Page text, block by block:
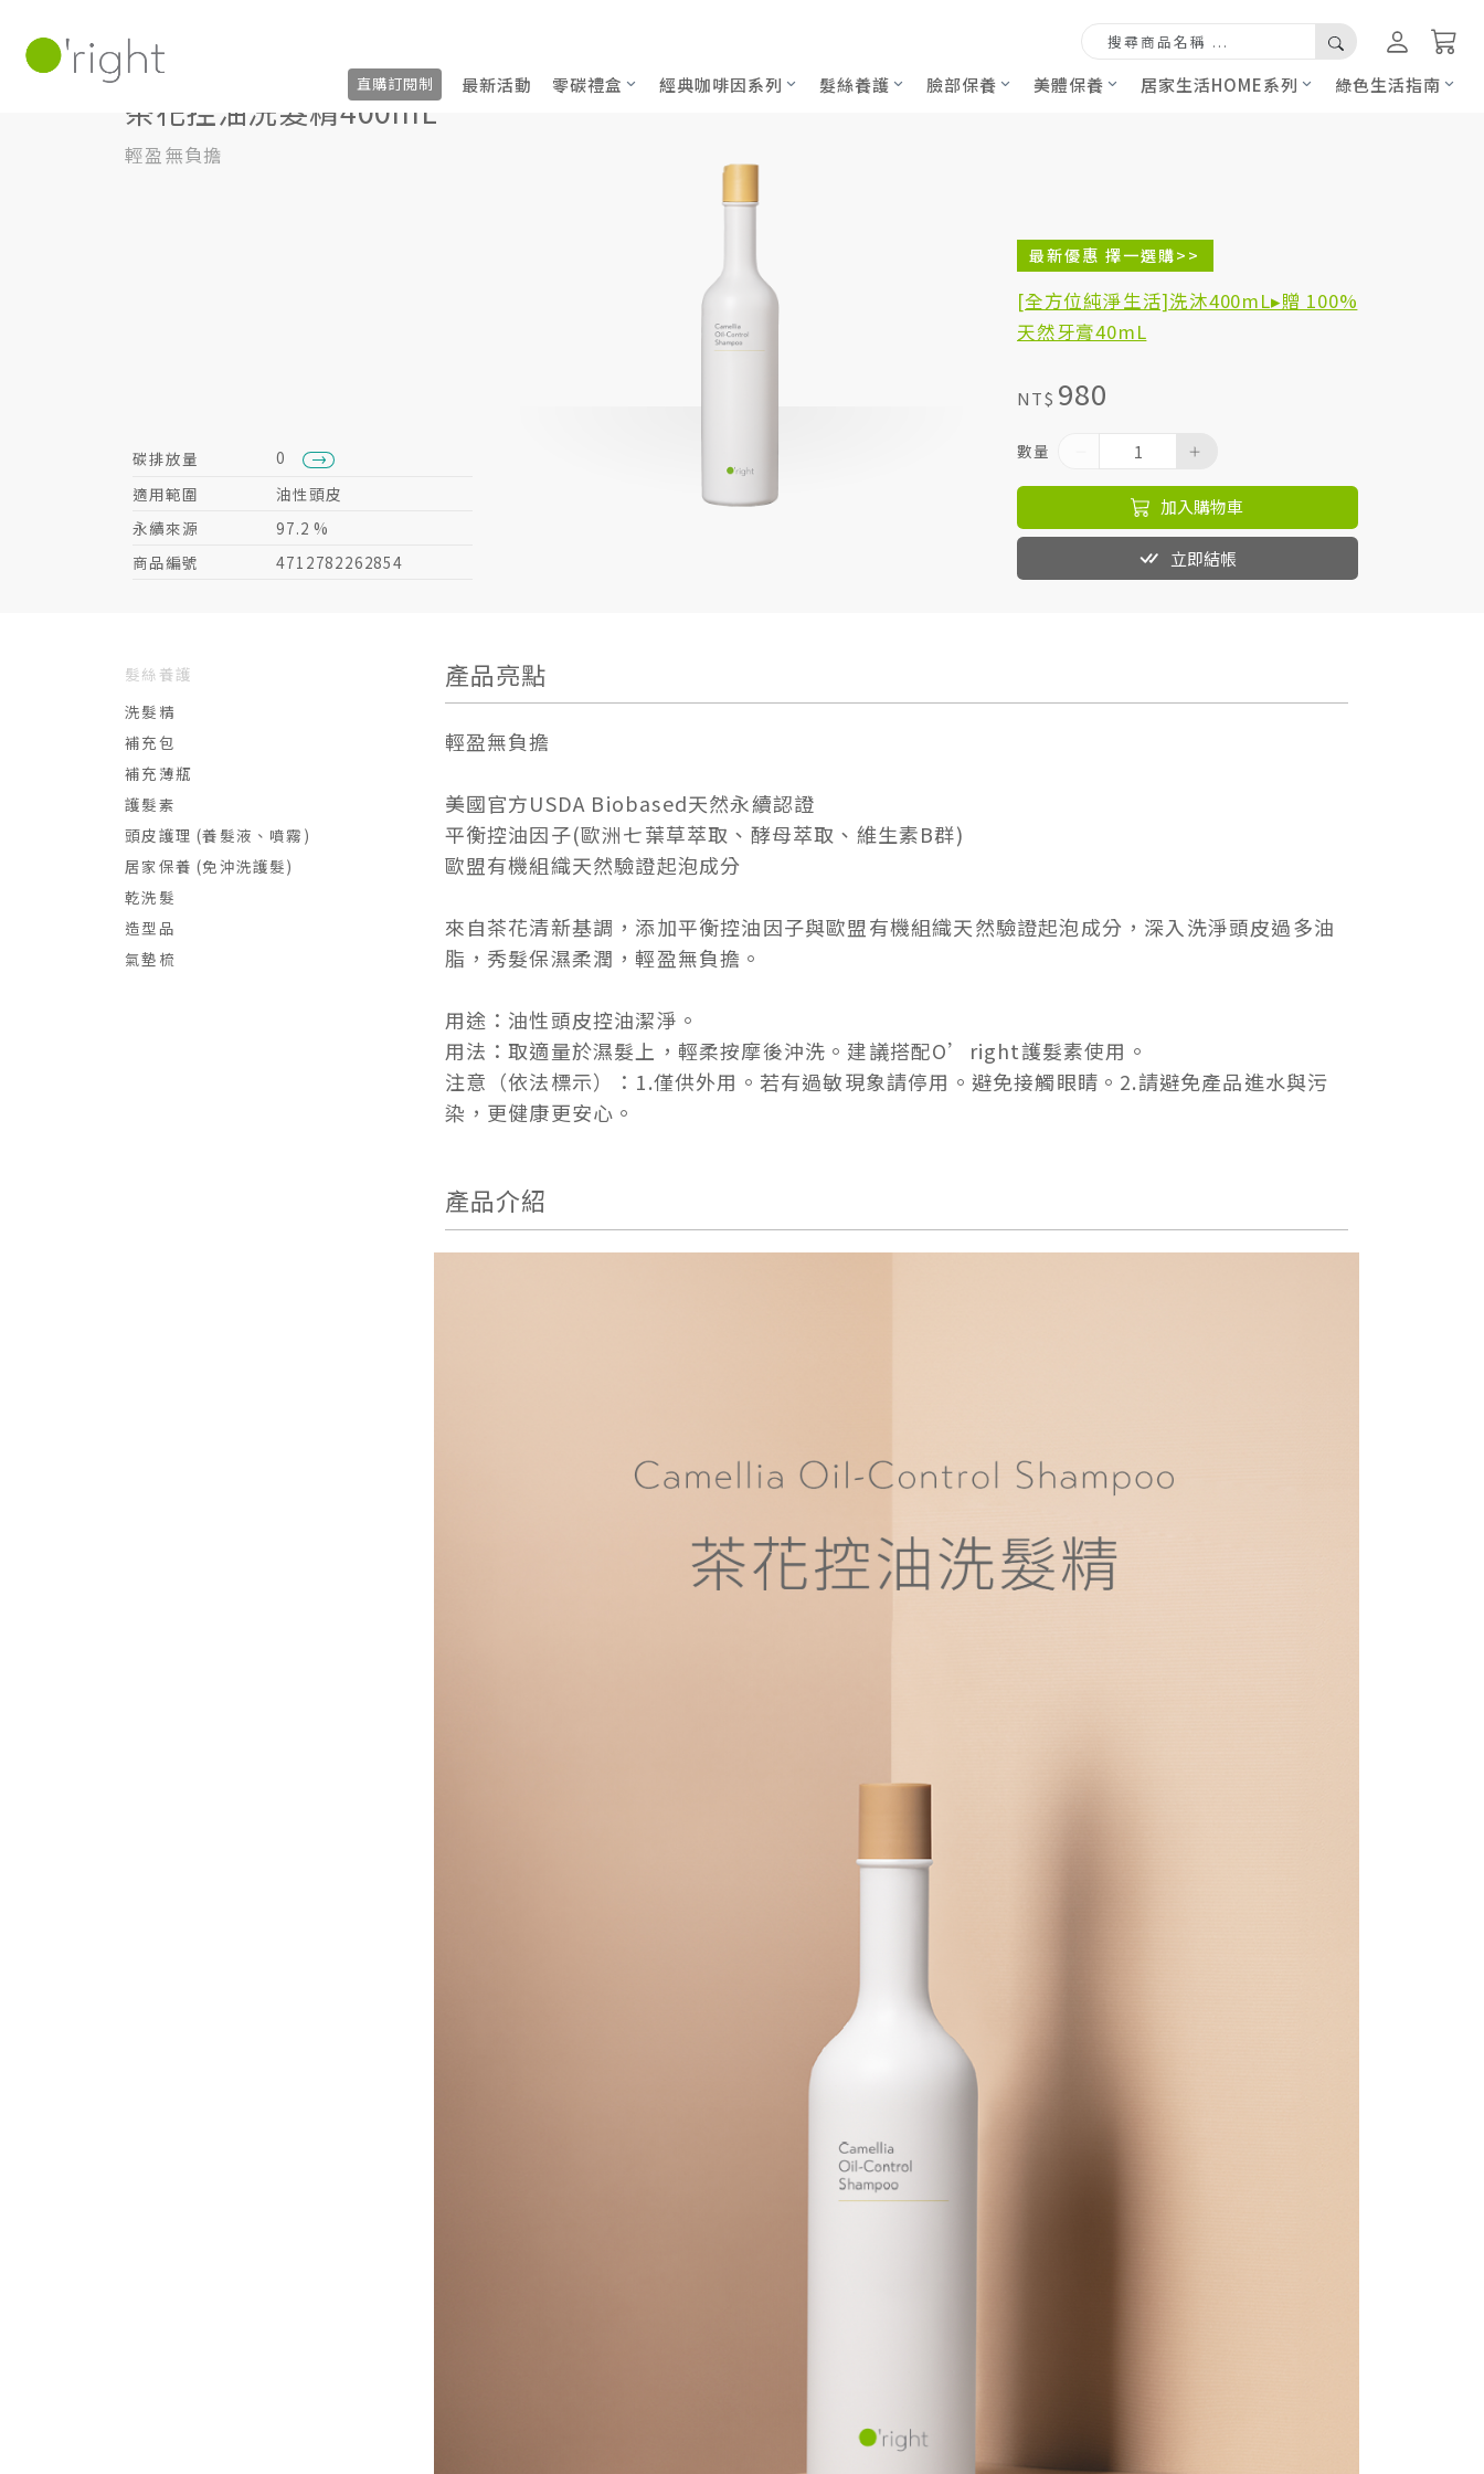
直購訂閱制 最新活動 零碳禮盒 經典咖啡因系列 髮絲養護 臉部保養 美體保養 居家生活HOME系列 綠色生活指南
茶花控油洗髮精400mL
輕盈無負擔
碳排放量
0
適用範圍
油性頭皮
永續來源
97.2 %
商品編號
4712782262854
最新優惠 擇一選購>>
[全方位純淨生活]洗沐400mL▸贈 100%
天然牙膏40mL
NT$ 980
數量
加入購物車
立即結帳
髮絲養護
洗髮精
補充包
補充薄瓶
護髮素
頭皮護理 (養髮液、噴霧)
居家保養 (免沖洗護髮)
乾洗髮
造型品
氣墊梳
產品亮點
輕盈無負擔
美國官方USDA Biobased天然永續認證
平衡控油因子(歐洲七葉草萃取、酵母萃取、維生素B群)
歐盟有機組織天然驗證起泡成分
來自茶花清新基調，添加平衡控油因子與歐盟有機組織天然驗證起泡成分，深入洗淨頭皮過多油
脂，秀髮保濕柔潤，輕盈無負擔。
用途：油性頭皮控油潔淨。
用法：取適量於濕髮上，輕柔按摩後沖洗。建議搭配O’right護髮素使用。
注意（依法標示）：1.僅供外用。若有過敏現象請停用。避免接觸眼睛。2.請避免產品進水與污
染，更健康更安心。
產品介紹